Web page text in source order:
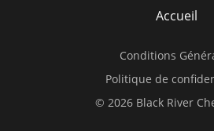
Accueil
Conditions
Politique de
© 2026 Black River